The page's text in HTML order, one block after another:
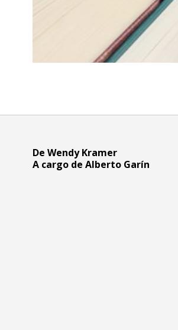
De Wendy Kramer
A cargo de Alberto Garín